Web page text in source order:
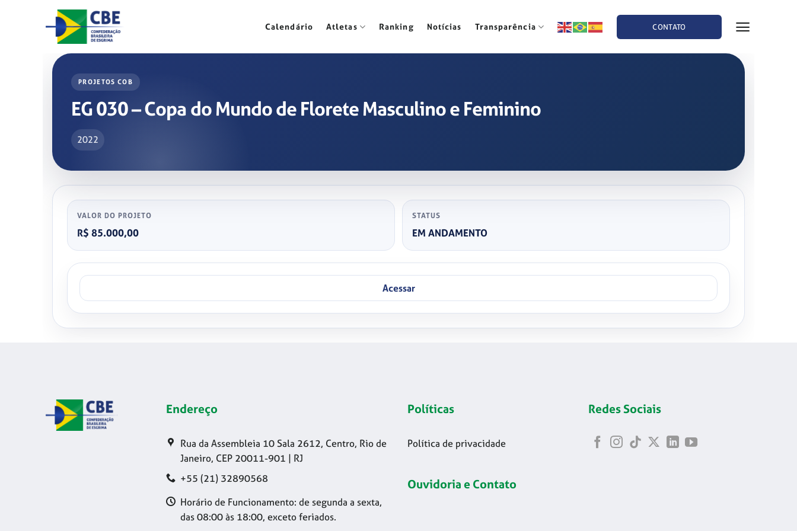
Calendário Atletas Ranking Notícias Transparência CONTATO
PROJETOS COB
EG 030 – Copa do Mundo de Florete Masculino e Feminino
2022
VALOR DO PROJETO
R$ 85.000,00
STATUS
EM ANDAMENTO
Acessar
Endereço
Rua da Assembleia 10 Sala 2612, Centro, Rio de
Janeiro, CEP 20011-901 | RJ
+55 (21) 32890568
Horário de Funcionamento: de segunda a sexta,
das 08:00 às 18:00, exceto feriados.
Políticas
Política de privacidade
Ouvidoria e Contato
Redes Sociais